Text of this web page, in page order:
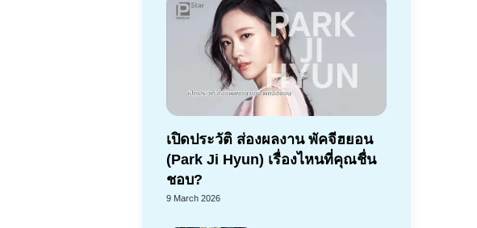
เปิดประวัติ ส่องผลงาน พัคจีฮยอน
(Park Ji Hyun) เรื่องไหนที่คุณชื่น
ชอบ?
9 March 2026